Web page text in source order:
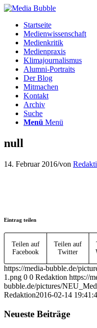
Startseite
Medienwissenschaft
Medienkritik
Medienpraxis
Klimajournalismus
Alumni-Portraits
Der Blog
Mitmachen
Kontakt
Archiv
Suche
Menü Menü
null
14. Februar 2016/von
Eintrag teilen
Teilen auf
Facebook
Teilen auf
Twitter
https://media-bubble.de/
1.png 0 0 Redaktion https://
bubble.de/pictures/
Redaktion2016-02-14
Neueste Beiträge